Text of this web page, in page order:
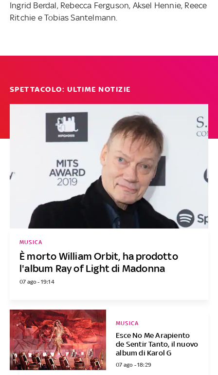
Ingrid Berdal, Rebecca Ferguson, Aksel Hennie, Reece
Ritchie e Tobias Santelmann.
SPETTACOLO: ULTIME NOTIZIE
È morto William Orbit, ha prodotto
l'album Ray of Light di Madonna
MUSICA
07 ago - 19:14
Esce No Me Arapiento
de Sentir Tanto, il nuovo
album di Karol G
MUSICA
07 ago - 18:29